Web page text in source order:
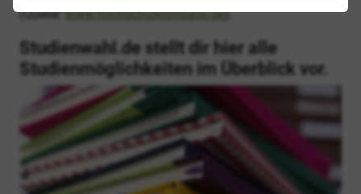
(Quelle:www.hochschulkompass.de).
Studienwahl.de stellt dir hier alle
Studienmöglichkeiten im Überblick vor.